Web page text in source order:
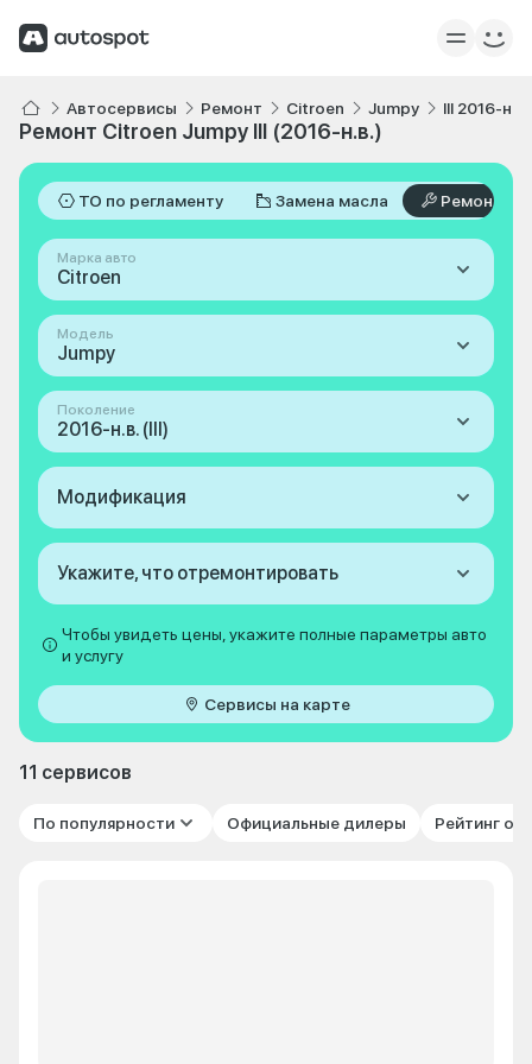
Автосервисы Ремонт Citroen Jumpy III 2016-н.в.
Ремонт Citroen Jumpy III (2016-н.в.)
ТО по регламенту Замена масла Ремонт
Марка авто
Citroen
Модель
Jumpy
Поколение
2016-н.в. (III)
Модификация
Укажите, что отремонтировать
Чтобы увидеть цены, укажите полные параметры авто
и услугу
Сервисы на карте
11 сервисов
По популярности Официальные дилеры Рейтинг